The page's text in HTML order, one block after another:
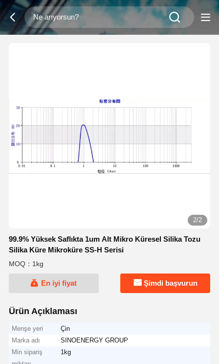
2/2
99.9% Yüksek Saflıkta 1um Alt Mikro Küresel Silika Tozu
Silika Küre Mikroküre SS-H Serisi
MOQ：1kg
En iyi fiyat Şimdi başvurun
Ürün Açıklaması
Menşe yeri
Çin
Marka adı
SINOENERGY GROUP
Min sipariş
1kg